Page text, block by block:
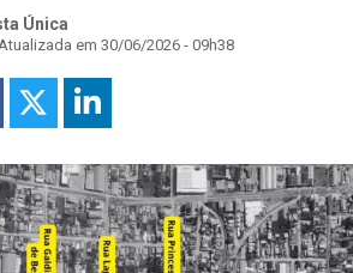
Única
em 30/06/2026 - 09h38